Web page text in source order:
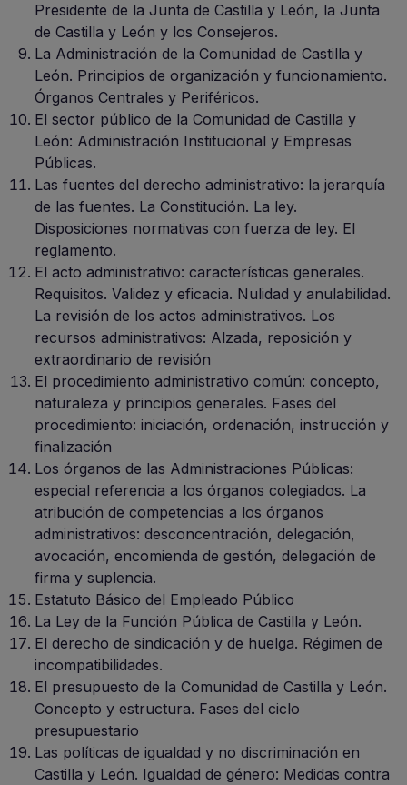
Presidente de la Junta de Castilla y León, la Junta
de Castilla y León y los Consejeros.
La Administración de la Comunidad de Castilla y
León. Principios de organización y funcionamiento.
Órganos Centrales y Periféricos.
El sector público de la Comunidad de Castilla y
León: Administración Institucional y Empresas
Públicas.
Las fuentes del derecho administrativo: la jerarquía
de las fuentes. La Constitución. La ley.
Disposiciones normativas con fuerza de ley. El
reglamento.
El acto administrativo: características generales.
Requisitos. Validez y eficacia. Nulidad y anulabilidad.
La revisión de los actos administrativos. Los
recursos administrativos: Alzada, reposición y
extraordinario de revisión
El procedimiento administrativo común: concepto,
naturaleza y principios generales. Fases del
procedimiento: iniciación, ordenación, instrucción y
finalización
Los órganos de las Administraciones Públicas:
especial referencia a los órganos colegiados. La
atribución de competencias a los órganos
administrativos: desconcentración, delegación,
avocación, encomienda de gestión, delegación de
firma y suplencia.
Estatuto Básico del Empleado Público
La Ley de la Función Pública de Castilla y León.
El derecho de sindicación y de huelga. Régimen de
incompatibilidades.
El presupuesto de la Comunidad de Castilla y León.
Concepto y estructura. Fases del ciclo
presupuestario
Las políticas de igualdad y no discriminación en
Castilla y León. Igualdad de género: Medidas contra